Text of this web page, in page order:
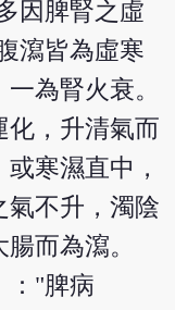
因脾腎之虛
瀉皆為虛寒
為腎火衰。
化，升清氣而
寒濕直中，
氣不升，濁陰
而為瀉。
："脾病